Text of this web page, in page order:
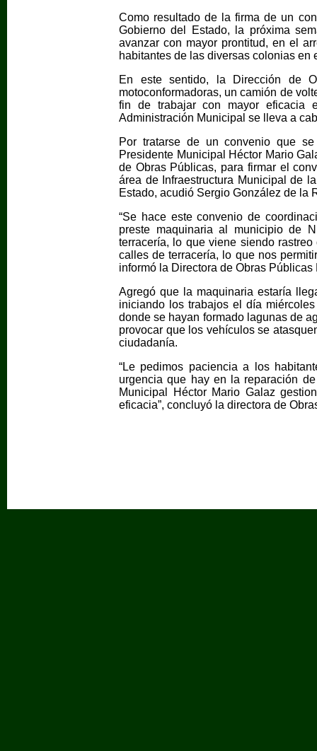
Como resultado de la firma de un
Gobierno del Estado, la próxima
avanzar con mayor prontitud, en el
habitantes de las diversas colonias en
En este sentido, la Dirección de
motoconformadoras, un camión de
fin de trabajar con mayor
Administración Municipal se lleva a
Por tratarse de un convenio que
Presidente Municipal Héctor Mario
de Obras Públicas, para firmar el
área de Infraestructura Municipal de
Estado, acudió Sergio González de la
“Se hace este convenio de
preste maquinaria al municipio de
terracería, lo que viene siendo
calles de terracería, lo que nos
informó la Directora de Obras
Agregó que la maquinaria estaría
iniciando los trabajos el día
donde se hayan formado lagunas de
provocar que los vehículos se
ciudadanía.
“Le pedimos paciencia a los
urgencia que hay en la reparación
Municipal Héctor Mario Galaz
eficacia”, concluyó la directora de